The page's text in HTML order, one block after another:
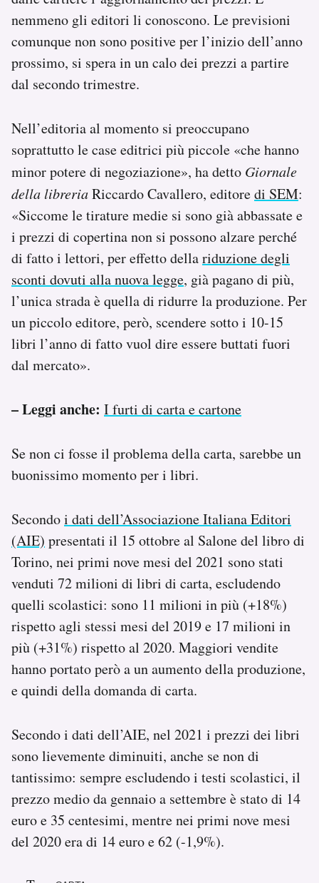
nemmeno gli editori li conoscono. Le previsioni
comunque non sono positive per l’inizio dell’anno
prossimo, si spera in un calo dei prezzi a partire
dal secondo trimestre.
Nell’editoria al momento si preoccupano
soprattutto le case editrici più piccole «che hanno
minor potere di negoziazione», ha detto Giornale
della libreriaRiccardo Cavallero, editoredi SEM:
«Siccome le tirature medie si sono già abbassate e
i prezzi di copertina non si possono alzare perché
di fatto i lettori, per effetto dellariduzione degli
sconti dovuti alla nuova legge, già pagano di più,
l’unica strada è quella di ridurre la produzione. Per
un piccolo editore, però, scendere sotto i 10-15
libri l’anno di fatto vuol dire essere buttati fuori
dal mercato».
– Leggi anche: I furti di carta e cartone
Se non ci fosse il problema della carta, sarebbe un
buonissimo momento per i libri.
Secondoi dati dell’Associazione Italiana Editori
(AIE) presentati il 15 ottobre al Salone del libro di
Torino, nei primi nove mesi del 2021 sono stati
venduti 72 milioni di libri di carta, escludendo
quelli scolastici: sono 11 milioni in più (+18%)
rispetto agli stessi mesi del 2019 e 17 milioni in
più (+31%) rispetto al 2020. Maggiori vendite
hanno portato però a un aumento della produzione,
e quindi della domanda di carta.
Secondo i dati dell’AIE, nel 2021 i prezzi dei libri
sono lievemente diminuiti, anche se non di
tantissimo: sempre escludendo i testi scolastici, il
prezzo medio da gennaio a settembre è stato di 14
euro e 35 centesimi, mentre nei primi nove mesi
del 2020 era di 14 euro e 62 (-1,9%).